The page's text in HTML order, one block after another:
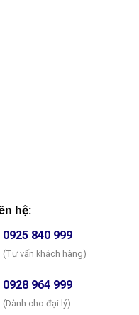
hệ:
0925 840 999
(Tư vấn khách hàng)
0928 964 999
(Dành cho đại lý)